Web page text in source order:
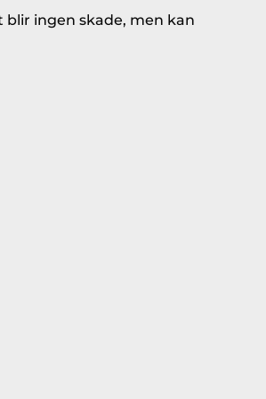
blir ingen skade, men kan